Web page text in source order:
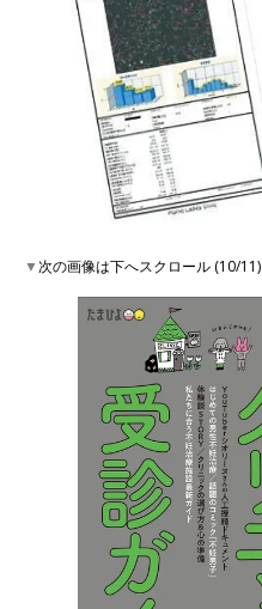
▼次の画像は下へスクロール (10/11)